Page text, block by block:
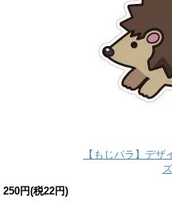
【もじパラ】デ
250円(税22円)